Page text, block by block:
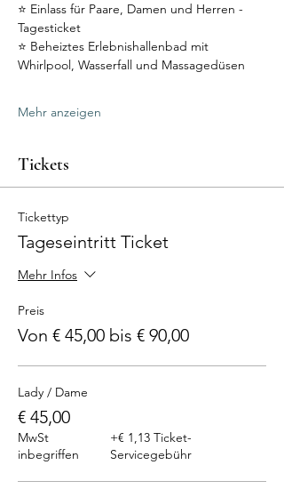
⭐ Einlass für Paare, Damen und Herren -
Tagesticket
⭐ Beheiztes Erlebnishallenbad mit
Whirlpool, Wasserfall und Massagedüsen
Mehr anzeigen
Tickets
Tickettyp
Tageseintritt Ticket
Mehr Infos
Preis
Von € 45,00 bis € 90,00
Lady / Dame
€ 45,00
MwSt
inbegriffen
+€ 1,13 Ticket-
Servicegebühr